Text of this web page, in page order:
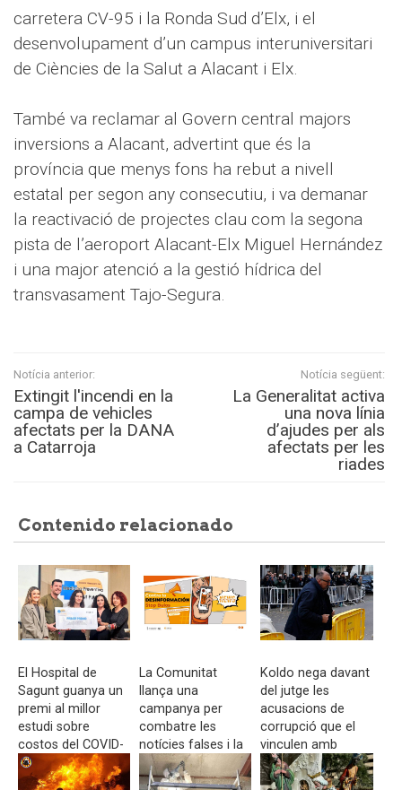
carretera CV-95 i la Ronda Sud d’Elx, i el
desenvolupament d’un campus interuniversitari
de Ciències de la Salut a Alacant i Elx.
També va reclamar al Govern central majors
inversions a Alacant, advertint que és la
província que menys fons ha rebut a nivell
estatal per segon any consecutiu, i va demanar
la reactivació de projectes clau com la segona
pista de l’aeroport Alacant-Elx Miguel Hernández
i una major atenció a la gestió hídrica del
transvasament Tajo-Segura.
Notícia anterior:
Extingit l'incendi en la
campa de vehicles
afectats per la DANA
a Catarroja
Notícia següent:
La Generalitat activa
una nova línia
d’ajudes per als
afectats per les
riades
Contenido relacionado
El Hospital de
Sagunt guanya un
premi al millor
estudi sobre
costos del COVID-
19
La Comunitat
llança una
campanya per
combatre les
notícies falses i la
desinformació
Koldo nega davant
del jutge les
acusacions de
corrupció que el
vinculen amb
Ábalos